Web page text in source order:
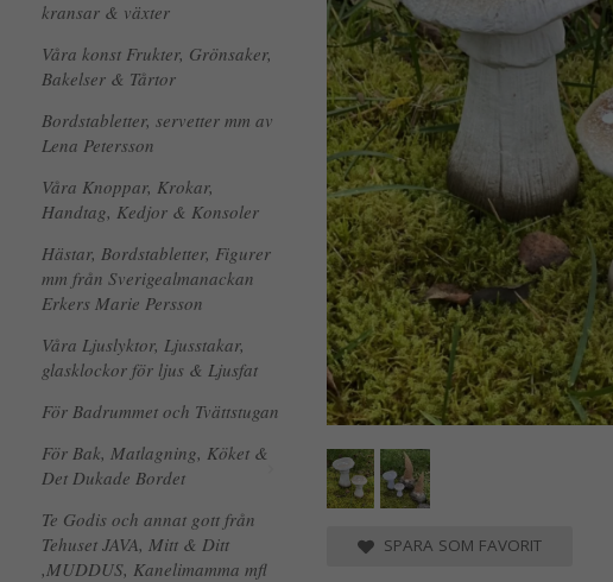
kransar & växter
Våra konst Frukter, Grönsaker,
Bakelser & Tårtor
Bordstabletter, servetter mm av
Lena Petersson
Våra Knoppar, Krokar,
Handtag, Kedjor & Konsoler
Hästar, Bordstabletter, Figurer
mm från Sverigealmanackan
Erkers Marie Persson
Våra Ljuslyktor, Ljusstakar,
glasklockor för ljus & Ljusfat
För Badrummet och Tvättstugan
För Bak, Matlagning, Köket &
Det Dukade Bordet
Te Godis och annat gott från
Tehuset JAVA, Mitt & Ditt
,MUDDUS, Kanelimamma mfl
SPARA SOM FAVORIT